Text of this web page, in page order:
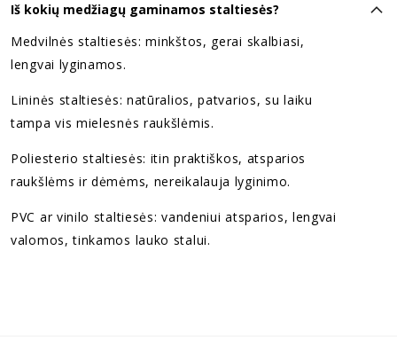
Iš kokių medžiagų gaminamos staltiesės?
Medvilnės staltiesės: minkštos, gerai skalbiasi,
lengvai lyginamos.
Lininės staltiesės: natūralios, patvarios, su laiku
tampa vis mielesnės raukšlėmis.
Poliesterio staltiesės: itin praktiškos, atsparios
raukšlėms ir dėmėms, nereikalauja lyginimo.
PVC ar vinilo staltiesės: vandeniui atsparios, lengvai
valomos, tinkamos lauko stalui.